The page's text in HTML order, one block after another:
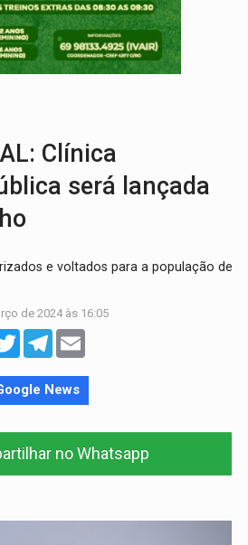
Chefe de facção criminosa é preso durante
Legal:CONVOCAÇÃO DAS ELEIÇÕES:
Clínica
será lançada
e voltados para a população de
de 2024 às 16:05
TwitterTelegram
News
no Whatsapp